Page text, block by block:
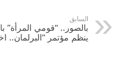
السابق
بالصور.. “قومي المرأة”
ينظم مؤتمر “البرلمان..